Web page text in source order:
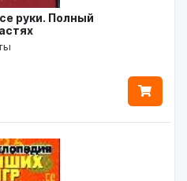
руки. Полный